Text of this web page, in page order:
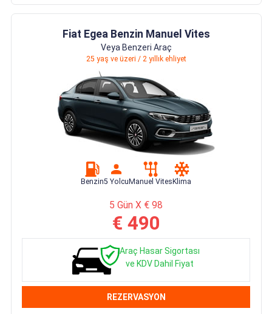
Fiat Egea Benzin Manuel Vites
Veya Benzeri Araç
25 yaş ve üzeri / 2 yıllık ehliyet
Benzin5 Yolcu Manuel Vites Klima
5 Gün X € 98
€ 490
Araç Hasar Sigortası
ve KDV Dahil Fiyat
REZERVASYON